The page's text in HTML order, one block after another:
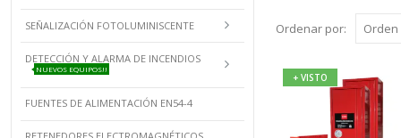
Ordenar por:
+ VISTO
SEÑALIZACIÓN FOTOLUMINISCENTE
DETECCIÓN Y ALARMA DE INCENDIOS
NUEVOS EQUIPOS!!
FUENTES DE ALIMENTACIÓN EN54-4